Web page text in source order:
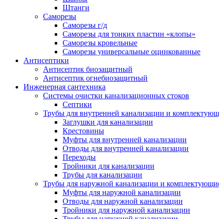
Штанги
Саморезы
Саморезы г/д
Саморезы для тонких пластин «клопы»
Саморезы кровельные
Саморезы универсальные оцинкованные
Антисептики
Антисептик биозащитный
Антисептик огнебиозащитный
Инженерная сантехника
Системы очистки канализационных стоков
Септики
Трубы для внутренней канализации и
Заглушки для канализации
Крестовины
Муфты для внутренней канализации
Отводы для внутренней канализации
Переходы
Тройники для канализации
Трубы для канализации
Трубы для наружной канализации и
Муфты для наружной канализации
Отводы для наружной канализации
Тройники для наружной канализации